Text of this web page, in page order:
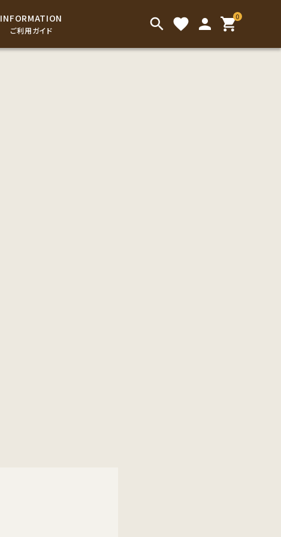
INFORMATION
ご利用ガイド search favorite person 0
shopping_cart